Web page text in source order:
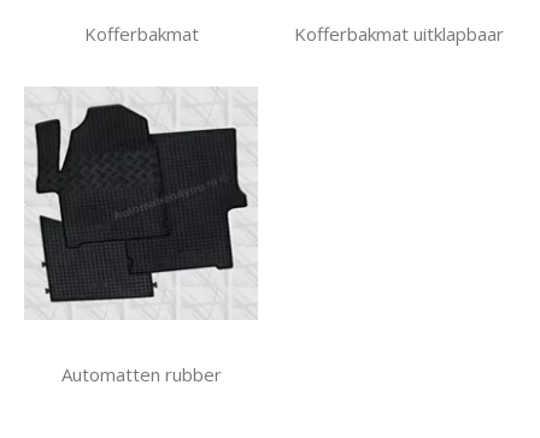
Kofferbakmat Kofferbakmat uitklapbaar
Automatten rubber